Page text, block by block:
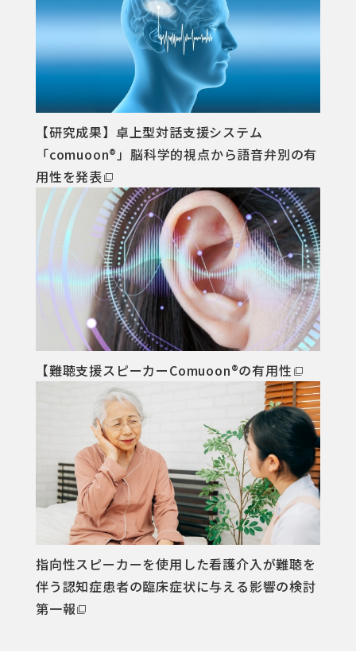
【研究成果】卓上型対話⽀援システム
「comuoon®」脳科学的視点から語⾳弁別の有
⽤性を発表
【難聴⽀援スピーカーComuoon®の有⽤性
指向性スピーカーを使⽤した看護介⼊が難聴を
伴う認知症患者の臨床症状に与える影響の検討
第⼀報